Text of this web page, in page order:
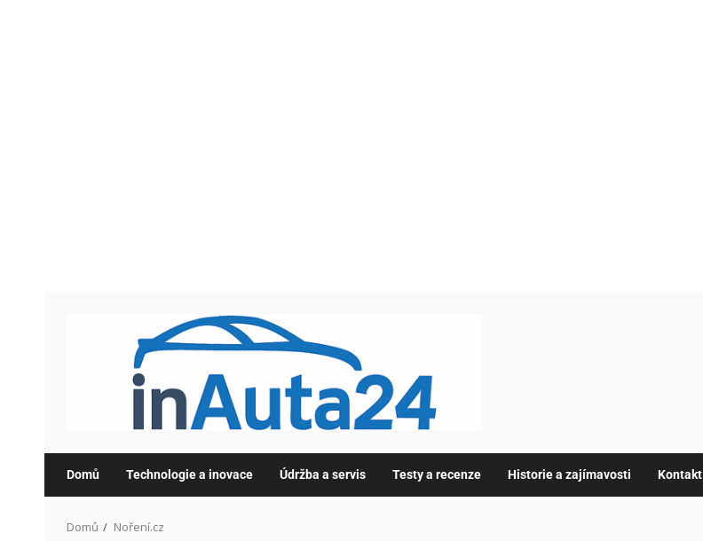
Domů Technologie a inovace Údržba a servis Testy a recenze Historie a zajímavosti Kontakt
Domů Noření.cz